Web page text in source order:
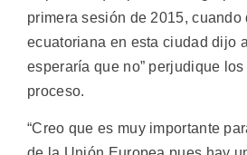
primera sesión de 2015,
ecuatoriana en esta ciudad dijo
esperaría que no” perjudique los
proceso.
“Creo que es muy importante